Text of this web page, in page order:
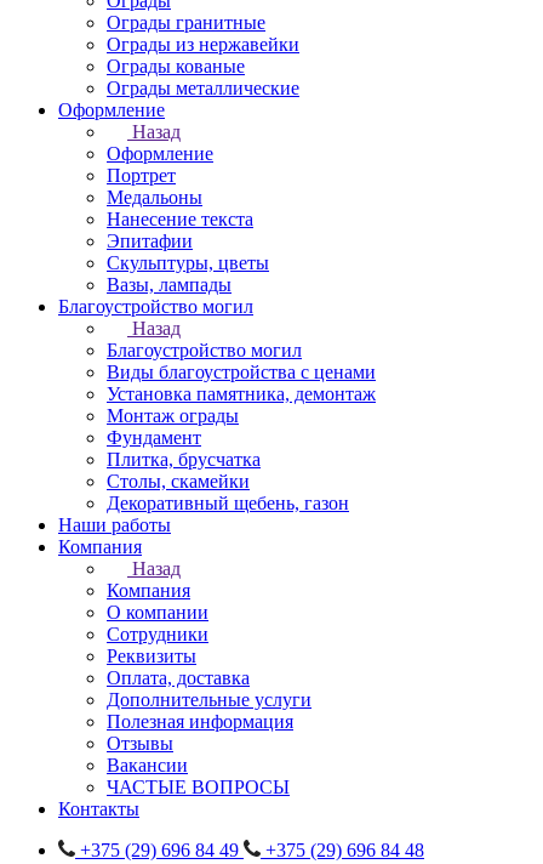
Ограды гранитные
Ограды из нержавейки
Ограды кованые
Ограды металлические
Оформление
Назад
Оформление
Портрет
Медальоны
Нанесение текста
Эпитафии
Скульптуры, цветы
Вазы, лампады
Благоустройство могил
Назад
Благоустройство могил
Виды благоустройства с ценами
Установка памятника, демонтаж
Монтаж ограды
Фундамент
Плитка, брусчатка
Столы, скамейки
Декоративный щебень, газон
Наши работы
Компания
Назад
Компания
О компании
Сотрудники
Реквизиты
Оплата, доставка
Дополнительные услуги
Полезная информация
Отзывы
Вакансии
ЧАСТЫЕ ВОПРОСЫ
Контакты
+375 (29) 696 84 49
+375 (29) 696 84 48